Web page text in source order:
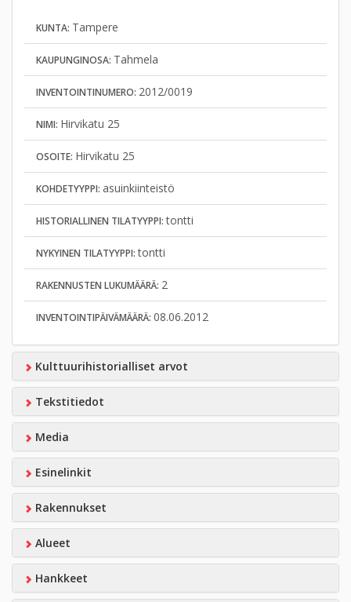
KUNTA: Tampere
KAUPUNGINOSA: Tahmela
INVENTOINTINUMERO: 2012/0019
NIMI: Hirvikatu 25
OSOITE: Hirvikatu 25
KOHDETYYPPI: asuinkiinteistö
HISTORIALLINEN TILATYYPPI:tontti
NYKYINEN TILATYYPPI:tontti
RAKENNUSTEN LUKUMÄÄRÄ: 2
INVENTOINTIPÄIVÄMÄÄRÄ: 08.06.2012
Kulttuurihistorialliset arvot
Tekstitiedot
Media
Esinelinkit
Rakennukset
Alueet
Hankkeet